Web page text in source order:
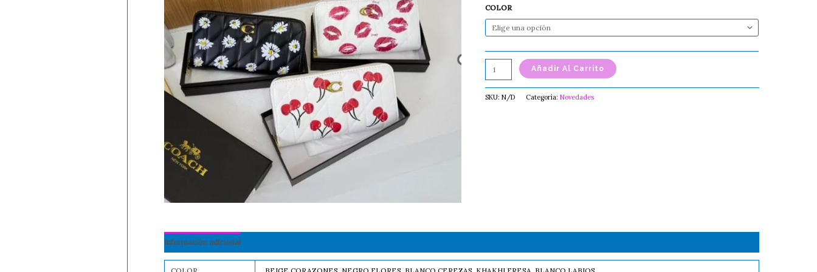
COLOR
Añadir Al Carrito
SKU:N/D Categoría:Novedades
Información adicional